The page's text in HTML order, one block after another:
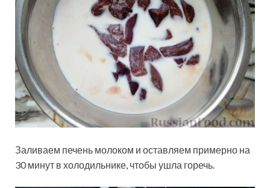
Заливаем печень молоком и оставляем примерно на
30 минут в холодильнике, чтобы ушла горечь.